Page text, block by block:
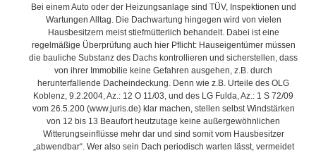
Bei einem Auto oder der Heizungsanlage sind TÜV, Inspektionen und
Wartungen Alltag. Die Dachwartung hingegen wird von vielen
Hausbesitzern meist stiefmütterlich behandelt. Dabei ist eine
regelmäßige Überprüfung auch hier Pflicht: Hauseigentümer müssen
die bauliche Substanz des Dachs kontrollieren und sicherstellen, dass
von ihrer Immobilie keine Gefahren ausgehen, z.B. durch
herunterfallende Dacheindeckung. Denn wie z.B. Urteile des OLG
Koblenz, 9.2.2004, Az.: 12 O 11/03, und des LG Fulda, Az.: 1 S 72/09
vom 26.5.200 (www.juris.de) klar machen, stellen selbst Windstärken
von 12 bis 13 Beaufort heutzutage keine außergewöhnlichen
Witterungseinflüsse mehr dar und sind somit vom Hausbesitzer
„abwendbar“. Wer also sein Dach periodisch warten lässt, vermeidet